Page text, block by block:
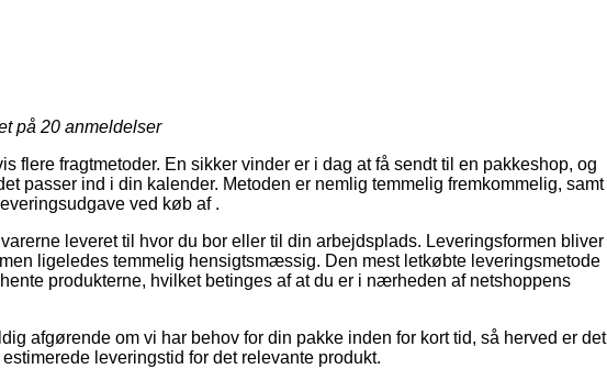
på 20 anmeldelser
flere fragtmetoder. En sikker vinder er i dag at få sendt til en pakkeshop, og
passer ind i din kalender. Metoden er nemlig temmelig fremkommelig, samt
ved køb af .
leveret til hvor du bor eller til din arbejdsplads. Leveringsformen bliver
ligeledes temmelig hensigtsmæssig. Den mest letkøbte leveringsmetode
produkterne, hvilket betinges af at du er i nærheden af netshoppens
afgørende om vi har behov for din pakke inden for kort tid, så herved er det
leveringstid for det relevante produkt.